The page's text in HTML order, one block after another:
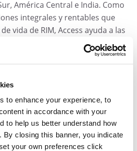
to enhance your experience, to
in accordance with your
to help us better understand how
By closing this banner, you indicate
your own preferences click
América Central e India. Como
integrales y rentables que
vida de RIM, Access ayuda a las
que sus registros críticos y
físicos como digitales, sean
los mandatos regulatorios. Las
almacenamiento, indexación,
de registros digitales; y servicios
Para más información sobre
.